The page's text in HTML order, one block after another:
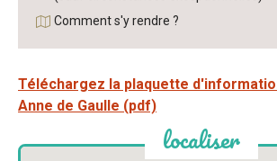
Comment s'y rendre ?
Téléchargez la plaquette
Anne de Gaulle (pdf)
localiser